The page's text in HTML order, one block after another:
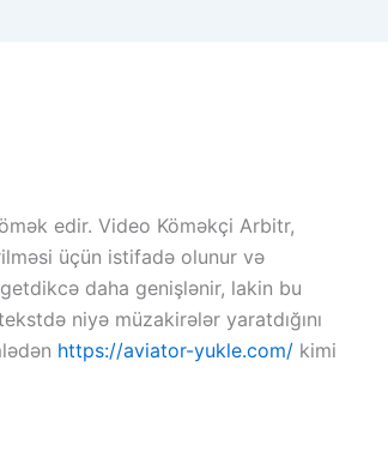
edir. Video Köməkçi Arbitr,
üçün istifadə olunur və
daha genişlənir, lakin bu
niyə müzakirələr yaratdığını
https://aviator-yukle.com/ kimi